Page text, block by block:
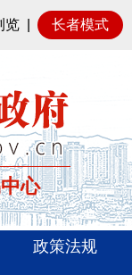
览 长者模式
心
政策法规